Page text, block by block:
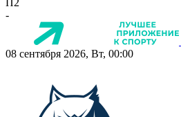
П2
-
08 сентября 2026, Вт, 00:00